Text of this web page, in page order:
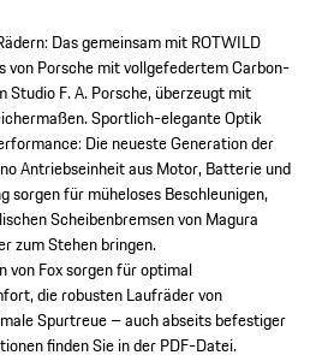
Das gemeinsam mit ROTWILD
von Porsche mit vollgefedertem Carbon-
Studio F. A. Porsche, überzeugt mit
Sportlich-elegante Optik
Die neueste Generation der
Antriebseinheit aus Motor, Batterie und
sorgen für müheloses Beschleunigen,
Scheibenbremsen von Magura
zum Stehen bringen.
von Fox sorgen für optimal
die robusten Laufräder von
Spurtreue – auch abseits befestiger
finden Sie in der PDF-Datei.